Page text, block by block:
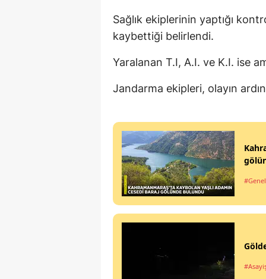
Sağlık ekiplerinin yaptığı
kaybettiği belirlendi.
Yaralanan T.I, A.I. ve K.I. ise
Jandarma ekipleri, olayın
#Genel